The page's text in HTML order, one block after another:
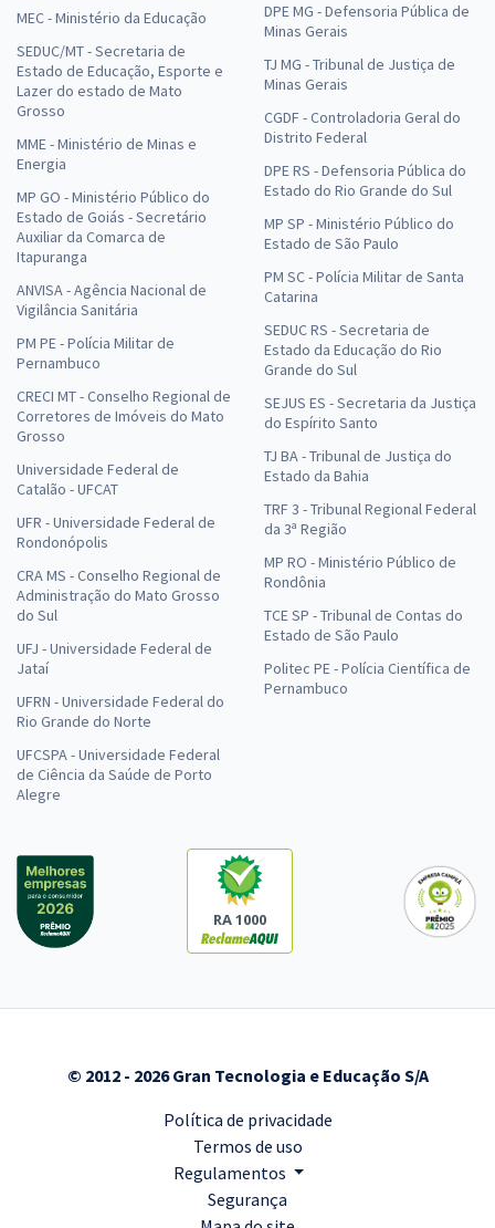
MEC - Ministério da Educação
SEDUC/MT - Secretaria de
Estado de Educação, Esporte e
Lazer do estado de Mato
Grosso
MME - Ministério de Minas e
Energia
MP GO - Ministério Público do
Estado de Goiás - Secretário
Auxiliar da Comarca de
Itapuranga
ANVISA - Agência Nacional de
Vigilância Sanitária
PM PE - Polícia Militar de
Pernambuco
CRECI MT - Conselho Regional de
Corretores de Imóveis do Mato
Grosso
Universidade Federal de
Catalão - UFCAT
UFR - Universidade Federal de
Rondonópolis
CRA MS - Conselho Regional de
Administração do Mato Grosso
do Sul
UFJ - Universidade Federal de
Jataí
UFRN - Universidade Federal do
Rio Grande do Norte
UFCSPA - Universidade Federal
de Ciência da Saúde de Porto
Alegre
DPE MG - Defensoria Pública de
Minas Gerais
TJ MG - Tribunal de Justiça de
Minas Gerais
CGDF - Controladoria Geral do
Distrito Federal
DPE RS - Defensoria Pública do
Estado do Rio Grande do Sul
MP SP - Ministério Público do
Estado de São Paulo
PM SC - Polícia Militar de Santa
Catarina
SEDUC RS - Secretaria de
Estado da Educação do Rio
Grande do Sul
SEJUS ES - Secretaria da Justiça
do Espírito Santo
TJ BA - Tribunal de Justiça do
Estado da Bahia
TRF 3 - Tribunal Regional Federal
da 3ª Região
MP RO - Ministério Público de
Rondônia
TCE SP - Tribunal de Contas do
Estado de São Paulo
Politec PE - Polícia Científica de
Pernambuco
RA 1000
© 2012 - 2026 Gran Tecnologia e Educação S/A
Política de privacidade
Termos de uso
Regulamentos
Segurança